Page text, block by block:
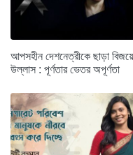
আপসহীন দেশনেত্রীকে ছাড়া
উল্লাস : পূর্ণতার ভেতর অপূর্ণতা